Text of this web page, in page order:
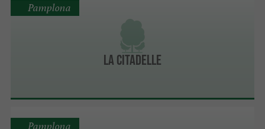
La Citadelle
Pamplona
Pamplona